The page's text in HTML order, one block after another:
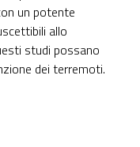
un potente
allo
studi possano
dei terremoti.